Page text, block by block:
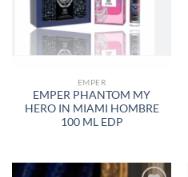
DESEOS
EMPER
EMPER PHANTOM MY
HERO IN MIAMI HOMBRE
100 ML EDP